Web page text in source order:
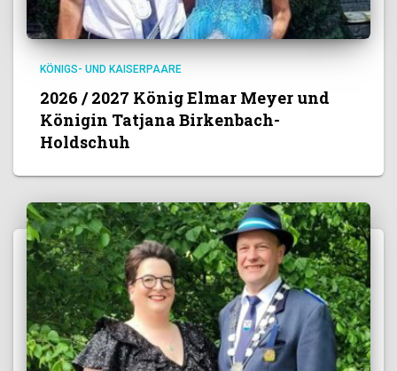
KÖNIGS- UND KAISERPAARE
2026 / 2027 König Elmar Meyer und
Königin Tatjana Birkenbach-
Holdschuh